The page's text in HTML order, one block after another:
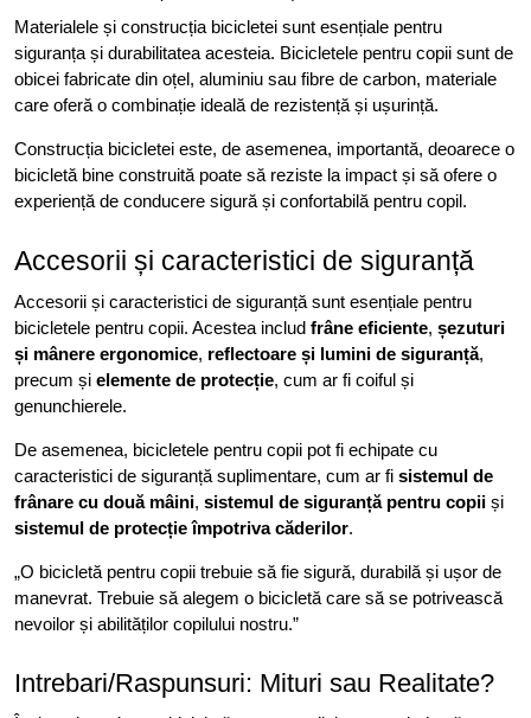
Materialele și construcția bicicletei sunt esențiale pentru
siguranța și durabilitatea acesteia. Bicicletele pentru copii sunt de
obicei fabricate din oțel, aluminiu sau fibre de carbon, materiale
care oferă o combinație ideală de rezistență și ușurință.
Construcția bicicletei este, de asemenea, importantă, deoarece o
bicicletă bine construită poate să reziste la impact și să ofere o
experiență de conducere sigură și confortabilă pentru copil.
Accesorii și caracteristici de siguranță
Accesorii și caracteristici de siguranță sunt esențiale pentru
bicicletele pentru copii. Acestea includ frâne eficiente, șezuturi
și mânere ergonomice, reflectoare și lumini de siguranță,
precum și elemente de protecție, cum ar fi coiful și
genunchierele.
De asemenea, bicicletele pentru copii pot fi echipate cu
caracteristici de siguranță suplimentare, cum ar fi sistemul de
frânare cu două mâini, sistemul de siguranță pentru copii și
sistemul de protecție împotriva căderilor.
„O bicicletă pentru copii trebuie să fie sigură, durabilă și ușor de
manevrat. Trebuie să alegem o bicicletă care să se potrivească
nevoilor și abilităților copilului nostru.”
Intrebari/Raspunsuri: Mituri sau Realitate?